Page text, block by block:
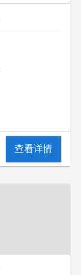
查看详情